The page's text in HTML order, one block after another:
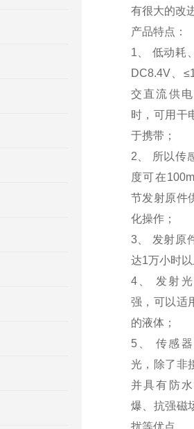
有很大的改
产品特点：
1、 低动耗
DC8.4V、
交直流供
时，可用干
于携带；
2、 所以传
度可在
节发射原件
化操作；
3、 发射原
达1万小时
4、 发射
强，可以适
的液体；
5、 传感
光，除了非
并具有防
爆、抗强磁
扰等优点